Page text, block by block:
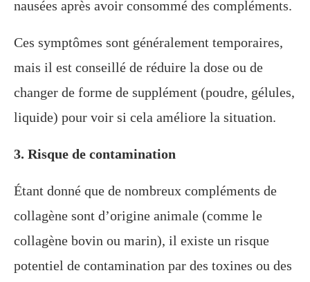
nausées après avoir consommé des compléments.
Ces symptômes sont généralement temporaires,
mais il est conseillé de réduire la dose ou de
changer de forme de supplément (poudre, gélules,
liquide) pour voir si cela améliore la situation.
3. Risque de contamination
Étant donné que de nombreux compléments de
collagène sont d’origine animale (comme le
collagène bovin ou marin), il existe un risque
potentiel de contamination par des toxines ou des